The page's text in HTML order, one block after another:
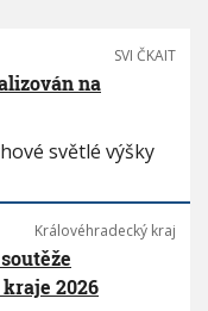
SVI ČKAIT
na
světlé výšky
Královéhradecký kraj
2026